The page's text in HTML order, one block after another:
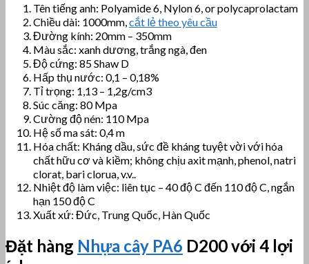
Tên tiếng anh: Polyamide 6, Nylon 6, or polycaprolactam
Chiều dài: 1000mm, cắt lẻ theo yêu cầu
Đường kính: 20mm – 350mm
Màu sắc: xanh dương, trắng ngà, đen
Độ cứng: 85 Shaw D
Hấp thụ nước: 0,1 – 0,18%
Tỉ trọng: 1,13 – 1,2g/cm3
Súc căng: 80 Mpa
Cường độ nén: 110 Mpa
Hệ số ma sát: 0,4 m
Hóa chất: Kháng dầu, sức đề kháng tuyệt vời với hóa
chất hữu cơ và kiềm; không chịu axit mạnh, phenol, natri
clorat, bari clorua, v.v..
Nhiệt độ làm việc: liên tục – 40 độ C đến 110 độ C, ngắn
hạn 150 độ C
Xuất xứ: Đức, Trung Quốc, Hàn Quốc
Đặt hàng Nhựa cây PA6 D200 với 4 lợi